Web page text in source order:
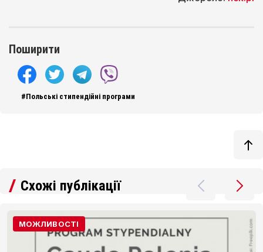
Поширити
#Польські стипендійні програми
Схожі публікації
МОЖЛИВОСТІ